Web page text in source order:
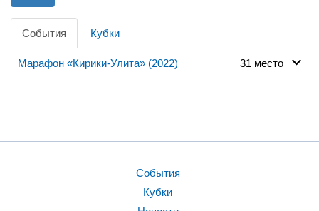
События Кубки
Марафон «Кирики-Улита» (2022) 31 место
События
Кубки